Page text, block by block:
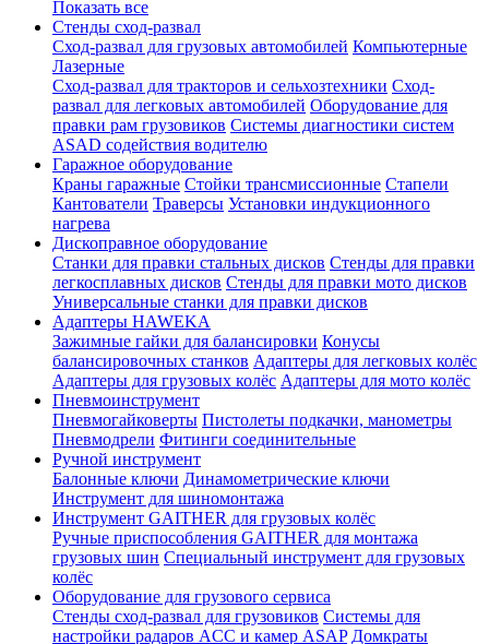
Показать все
Стенды сход-развал
Сход-развал для грузовых автомобилей Компьютерные
Лазерные
Сход-развал для тракторов и сельхозтехники Сход-
развал для легковых автомобилей Оборудование для
правки рам грузовиков Системы диагностики систем
ASAD содействия водителю
Гаражное оборудование
Краны гаражные Стойки трансмиссионные Стапели
Кантователи Траверсы Установки индукционного
нагрева
Дископравное оборудование
Станки для правки стальных дисков Стенды для правки
легкосплавных дисков Стенды для правки мото дисков
Универсальные станки для правки дисков
Адаптеры HAWEKA
Зажимные гайки для балансировки Конусы
балансировочных станков Адаптеры для легковых колёс
Адаптеры для грузовых колёс Адаптеры для мото колёс
Пневмоинструмент
Пневмогайковерты Пистолеты подкачки, манометры
Пневмодрели Фитинги соединительные
Ручной инструмент
Балонные ключи Динамометрические ключи
Инструмент для шиномонтажа
Инструмент GAITHER для грузовых колёс
Ручные приспособления GAITHER для монтажа
грузовых шин Специальный инструмент для грузовых
колёс
Оборудование для грузового сервиса
Стенды сход-развал для грузовиков Системы для
настройки радаров ACC и камер ASAP Домкраты